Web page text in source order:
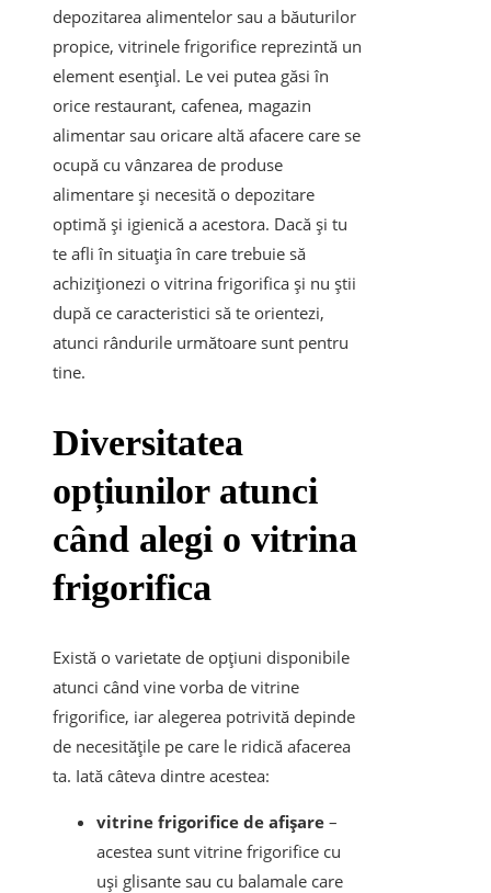
depozitarea alimentelor sau a băuturilor
propice, vitrinele frigorifice reprezintă un
element esențial. Le vei putea găsi în
orice restaurant, cafenea, magazin
alimentar sau oricare altă afacere care se
ocupă cu vânzarea de produse
alimentare și necesită o depozitare
optimă și igienică a acestora. Dacă și tu
te afli în situația în care trebuie să
achiziționezi o vitrina frigorifica și nu știi
după ce caracteristici să te orientezi,
atunci rândurile următoare sunt pentru
tine.
Diversitatea
opțiunilor atunci
când alegi o vitrina
frigorifica
Există o varietate de opțiuni disponibile
atunci când vine vorba de vitrine
frigorifice, iar alegerea potrivită depinde
de necesitățile pe care le ridică afacerea
ta. Iată câteva dintre acestea:
vitrine frigorifice de afișare –
acestea sunt vitrine frigorifice cu
uși glisante sau cu balamale care